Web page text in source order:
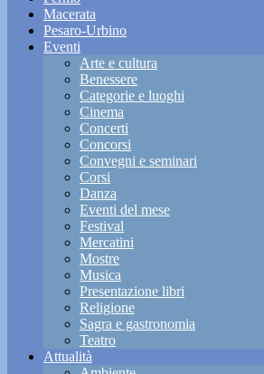
Macerata
Pesaro-Urbino
Eventi
Arte e cultura
Benessere
Categorie e luoghi
Cinema
Concerti
Concorsi
Convegni e seminari
Corsi
Danza
Eventi del mese
Festival
Mercatini
Mostre
Musica
Presentazione libri
Religione
Sagra e gastronomia
Teatro
Attualità